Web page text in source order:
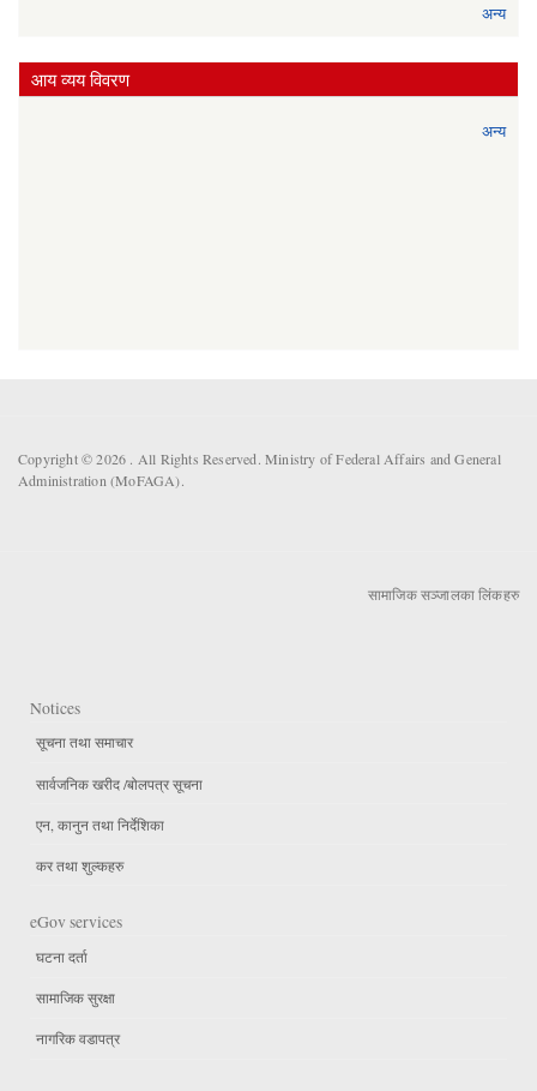
अन्य
आय व्यय विवरण
अन्य
Copyright © 2026 . All Rights Reserved. Ministry of Federal Affairs and General
Administration (MoFAGA).
सामाजिक सञ्जालका लिंकहरु
Notices
सूचना तथा समाचार
सार्वजनिक खरीद /बोलपत्र सूचना
एन, कानुन तथा निर्देशिका
कर तथा शुल्कहरु
eGov services
घटना दर्ता
सामाजिक सुरक्षा
नागरिक वडापत्र